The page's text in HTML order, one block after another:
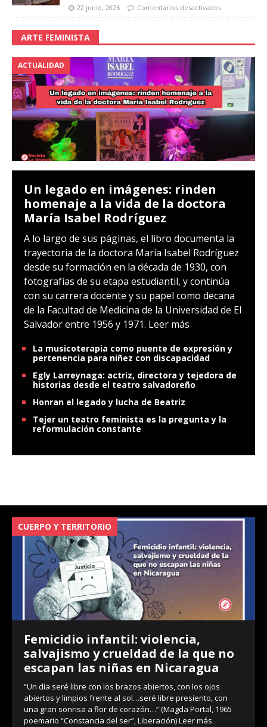
22 junio, 2026 Comentarios desactivados
ARTE FEMINISTA
ACTUALIDAD
Un legado en imágenes: rinden
homenaje a la vida de la doctora
María Isabel Rodríguez
A lo largo de sus páginas, el libro documenta la
trayectoria de la doctora María Isabel Rodríguez
desde su formación en la década de 1930, con
fotografías de su etapa estudiantil, y continúa
con su carrera docente y su papel como decana
de la Facultad de Medicina de la Universidad de El
Salvador entre 1956 y 1971. Leer más
La musicoterapia como puente de expresión y
pertenencia para niñez con discapacidad
Egly Larreynaga: actriz, directora y tejedora de
historias desde el teatro salvadoreño
Honran el legado y lucha de Beatriz
Tejer un teatro feminista es la pregunta y la
reformulación constante
CUERPO Y TERRITORIO
Femicidio infantil: violencia,
salvajismo y crueldad de la que no
escapan las niñas en Nicaragua
“Un día seré libre con los brazos abiertos, con los ojos
abiertos y limpios frente al sol…seré libre presiento, con
una gran sonrisa a flor de corazón…” (Magda Portal, 1965
poemario “Constancia del ser”, Liberación)Leer más